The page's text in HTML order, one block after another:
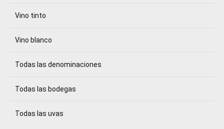
Vino tinto
Vino blanco
Todas las denominaciones
Todas las bodegas
Todas las uvas